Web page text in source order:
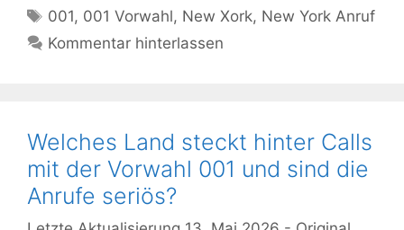
Schlagwörter
001, 001 Vorwahl, New Xork, New York Anruf
Kommentar hinterlassen
Welches Land steckt hinter Calls
mit der Vorwahl 001 und sind die
Anrufe seriös?